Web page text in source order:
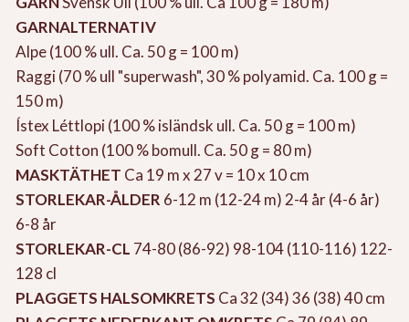
GARNALTERNATIV
Alpe (100 % ull. Ca. 50 g = 100 m)
Raggi (70 % ull "superwash", 30 % polyamid. Ca. 100 g =
150 m)
Ístex Léttlopi (100 % isländsk ull. Ca. 50 g = 100 m)
Soft Cotton (100 % bomull. Ca. 50 g = 80 m)
MASKTÄTHET Ca 19 m x 27 v = 10 x 10 cm
STORLEKAR-ÅLDER 6-12 m (12-24 m) 2-4 år (4-6 år)
6-8 år
STORLEKAR-CL 74-80 (86-92) 98-104 (110-116) 122-
128 cl
PLAGGETS HALSOMKRETS Ca 32 (34) 36 (38) 40 cm